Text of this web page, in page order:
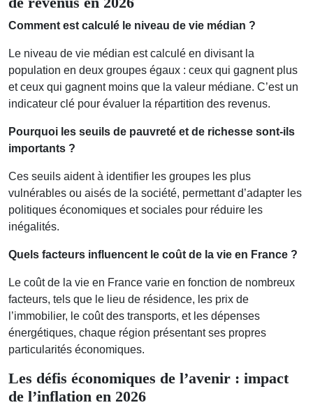
Comment est calculé le niveau de vie médian ?
Le niveau de vie médian est calculé en divisant la
population en deux groupes égaux : ceux qui gagnent plus
et ceux qui gagnent moins que la valeur médiane. C’est un
indicateur clé pour évaluer la répartition des revenus.
Pourquoi les seuils de pauvreté et de richesse sont-ils
importants ?
Ces seuils aident à identifier les groupes les plus
vulnérables ou aisés de la société, permettant d’adapter les
politiques économiques et sociales pour réduire les
inégalités.
Quels facteurs influencent le coût de la vie en France ?
Le coût de la vie en France varie en fonction de nombreux
facteurs, tels que le lieu de résidence, les prix de
l’immobilier, le coût des transports, et les dépenses
énergétiques, chaque région présentant ses propres
particularités économiques.
Les défis économiques de l’avenir : impact
de l’inflation en 2026